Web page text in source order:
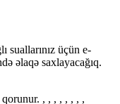
suallarınız üçün e-
əlaqə saxlayacağıq.
, , , , , , , ,